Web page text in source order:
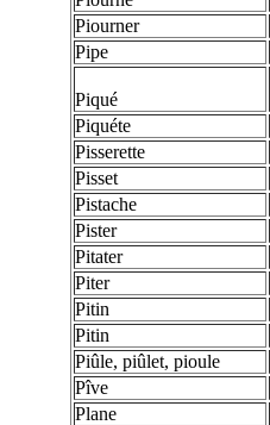
Piourner
Pipe
Piqué
Piquéte
Pisserette
Pisset
Pistache
Pister
Pitater
Piter
Pitin
Pitin
Piûle, piûlet, pioule
Pîve
Plane